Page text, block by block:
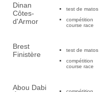
Dinan
Côtes-
d'Armor
test de matos
compétition
course race
Brest
Finistère
test de matos
compétition
course race
Abou Dabi